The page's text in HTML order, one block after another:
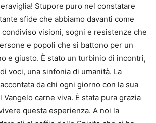
Stupore puro nel constatare
sfide che abbiamo davanti come
condiviso visioni, sogni e resistenze che
e popoli che si battono per un
e giusto. È stato un turbinio di incontri,
voci, una sinfonia di umanità. La
da chi ogni giorno con la sua
carne viva. È stata pura grazia
questa esperienza. A noi la